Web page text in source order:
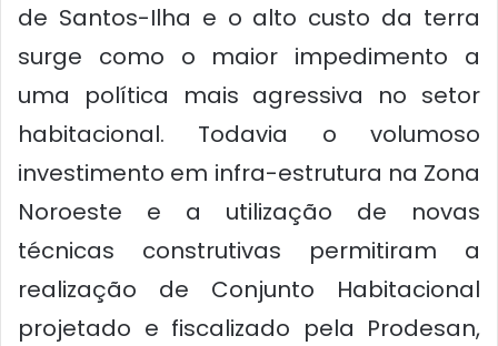
de Santos-Ilha e o alto custo da terra
surge como o maior impedimento a
uma política mais agressiva no setor
habitacional. Todavia o volumoso
investimento em infra-estrutura na Zona
Noroeste e a utilização de novas
técnicas construtivas permitiram a
realização de Conjunto Habitacional
projetado e fiscalizado pela Prodesan,